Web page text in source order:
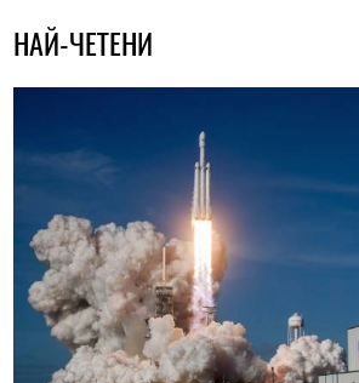
НАЙ-ЧЕТЕНИ